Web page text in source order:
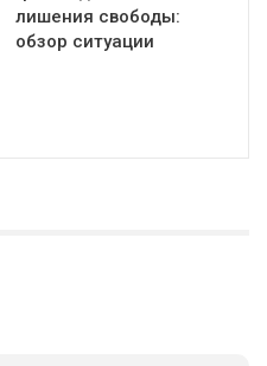
лишения свободы:
обзор ситуации